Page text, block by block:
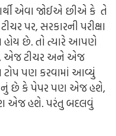
એવા જોઈએ છીએ કે તે
પર, સરકારની પરીક્ષા
હોય છે. તો ત્યારે આપણે
એજ ટીચર અને એજ
ટોપ પણ કરવામાં આવ્યું
છે કે પેપર પણ એજ હશે,
એજ હશે. પરંતુ બદલવું